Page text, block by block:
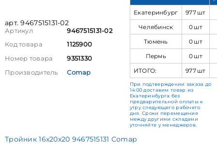
арт. 9467515131-02
Артикул
9467515131-02
Код товара
1125900
Номер товара
9351330
Производитель
Comap
Екатеринбург
977 шт
Челябинск
0 шт
Тюмень
0 шт
Пермь
0 шт
ИТОГО:
977 шт
При подтверждении заказа до
14:00 доставим товар из
Екатеринбурга без
предварительной оплаты к
утру следующего рабочего
дня. Сроки перемещения
между другими складами
уточняйте у менеджеров.
Тройник 16х20х20 9467515131 Comap